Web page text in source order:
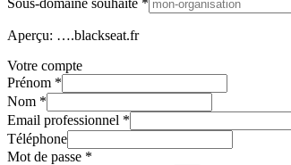
Aperçu: ….blackseat.fr
Votre compte
Prénom *
Nom *
Email professionnel *
Téléphone
Mot de passe *